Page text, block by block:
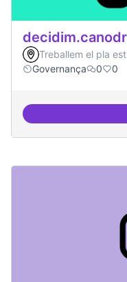
Treballem el pla
Governança
0 0